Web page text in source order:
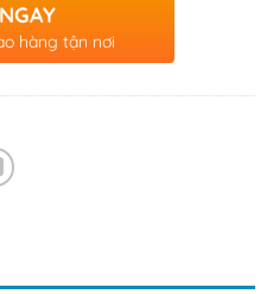
hàng tận nơi